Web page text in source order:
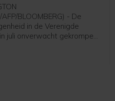
AFP/BLOOMBERG) - De
in de Verenigde
juli onverwacht gekrompen